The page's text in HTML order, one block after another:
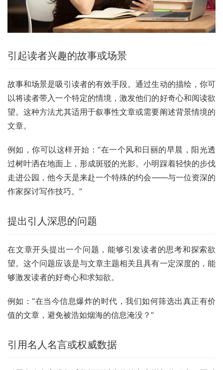
引起读者兴趣的故事或场景
故事和场景是吸引读者的有效手段。通过生动的描绘，你可
以将读者带入一个特定的情境，激发他们的好奇心和阅读欲
望。这种方法尤其适用于叙事性文章或需要阐述背景情境的
文章。
例如，你可以这样开始：“在一个风和日丽的早晨，阳光透
过树叶洒在地面上，形成斑驳的光影。小明踩着轻快的步伐
走进公园，他今天是来赴一个特殊的约会——与一位资深的
作家探讨写作技巧。”
提出引人深思的问题
在文章开头提出一个问题，能够引发读者的思考和探索欲
望。这个问题应该是与文章主题相关且具有一定深度的，能
够激发读者的好奇心和求知欲。
例如：“在当今信息爆炸的时代，我们如何筛选出真正有价
值的文章，避免被浩如烟海的信息淹没？”
引用名人名言或权威数据